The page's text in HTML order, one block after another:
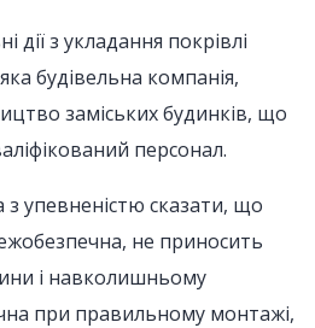
дії з укладання покрівлі
будівельна компанія,
заміських будинків, що
персонал.
упевненістю сказати, що
не приносить
і навколишньому
при правильному монтажі,